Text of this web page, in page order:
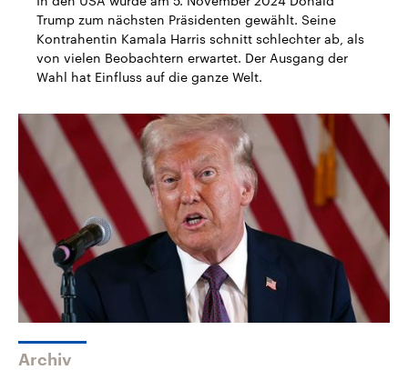
CDU, SPD und FDP regiert.-
Umfragen, Prognosen,
Wahlprogramme, aktuelle Berichte
und Hintergründe zu den Parteien
und Kandidaten der anstehenden
Wahl.
aktuelle Weltgeschehen.
Sendungen Programm Podcasts
Trump zum nächsten Präsidenten gewählt. Seine
Kontrahentin Kamala Harris schnitt schlechter ab, als
von vielen Beobachtern erwartet. Der Ausgang der
Wahl hat Einfluss auf die ganze Welt.
Archiv